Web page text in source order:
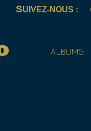
SUIVEZ-NOUS :
ALBUMS